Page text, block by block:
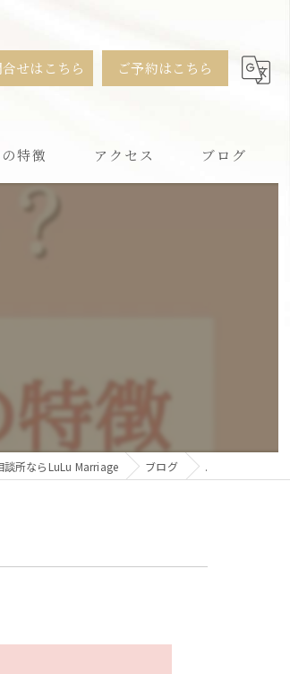
せはこちら ご予約はこちら
特徴 アクセス ブログ
談所ならLuLu Marriage ブログ .